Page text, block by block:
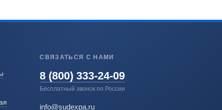
СВЯЗАТЬСЯ С НАМИ
8 (800) 333-24-09
Бесплатный звонок по России
info@sudexpa.ru